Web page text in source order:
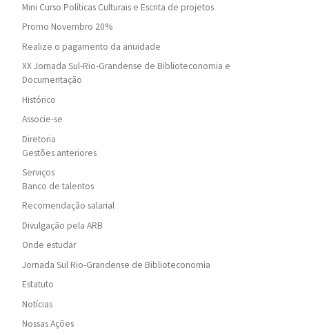
Mini Curso Políticas Culturais e Escrita de projetos
Promo Novembro 20%
Realize o pagamento da anuidade
XX Jornada Sul-Rio-Grandense de Biblioteconomia e
Documentação
Histórico
Associe-se
Diretoria
Gestões anteriores
Serviços
Banco de talentos
Recomendação salarial
Divulgação pela ARB
Onde estudar
Jornada Sul Rio-Grandense de Biblioteconomia
Estatuto
Notícias
Nossas Ações